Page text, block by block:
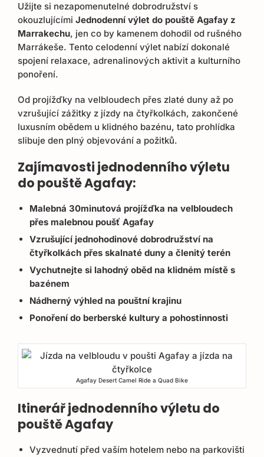
Užijte si nezapomenutelné dobrodružství s
okouzlujícími Jednodenní výlet do pouště Agafay z
Marrakechu, jen co by kamenem dohodil od rušného
Marrákeše. Tento celodenní výlet nabízí dokonalé
spojení relaxace, adrenalinových aktivit a kulturního
ponoření.
Od projížďky na velbloudech přes zlaté duny až po
vzrušující zážitky z jízdy na čtyřkolkách, zakončené
luxusním obědem u klidného bazénu, tato prohlídka
slibuje den plný objevování a požitků.
Zajímavosti jednodenního výletu
do pouště Agafay:
Malebná 30minutová projížďka na velbloudech
přes malebnou poušť Agafay
Vzrušující jednohodinové dobrodružství na
čtyřkolkách přes skalnaté duny a členitý terén
Vychutnejte si lahodný oběd na klidném místě s
bazénem
Nádherný výhled na pouštní krajinu
Ponoření do berberské kultury a pohostinnosti
Agafay Desert Camel Ride a Quad Bike
Itinerář jednodenního výletu do
pouště Agafay
Vyzvednutí před vaším hotelem nebo na parkovišti